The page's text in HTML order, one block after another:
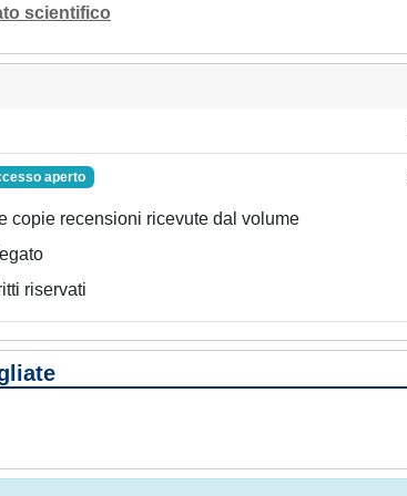
scientifico
aperto
copie recensioni ricevute dal volume
riservati